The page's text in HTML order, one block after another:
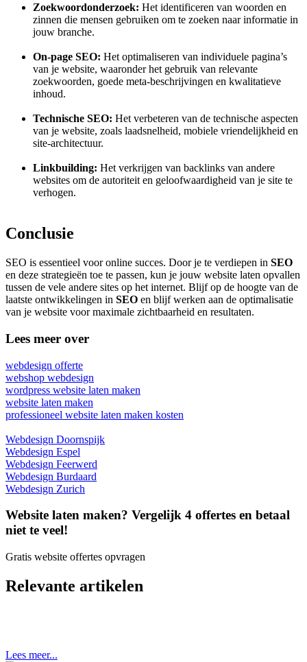
Zoekwoordonderzoek: Het identificeren van woorden en
zinnen die mensen gebruiken om te zoeken naar informatie in
jouw branche.
On-page SEO: Het optimaliseren van individuele pagina’s
van je website, waaronder het gebruik van relevante
zoekwoorden, goede meta-beschrijvingen en kwalitatieve
inhoud.
Technische SEO: Het verbeteren van de technische aspecten
van je website, zoals laadsnelheid, mobiele vriendelijkheid en
site-architectuur.
Linkbuilding: Het verkrijgen van backlinks van andere
websites om de autoriteit en geloofwaardigheid van je site te
verhogen.
Conclusie
SEO is essentieel voor online succes. Door je te verdiepen in SEO
en deze strategieën toe te passen, kun je jouw website laten opvallen
tussen de vele andere sites op het internet. Blijf op de hoogte van de
laatste ontwikkelingen in SEO en blijf werken aan de optimalisatie
van je website voor maximale zichtbaarheid en resultaten.
Lees meer over
webdesign offerte
webshop webdesign
wordpress website laten maken
website laten maken
professioneel website laten maken kosten
Webdesign Doornspijk
Webdesign Espel
Webdesign Feerwerd
Webdesign Burdaard
Webdesign Zurich
Website laten maken? Vergelijk 4 offertes en betaal
niet te veel!
Gratis website offertes opvragen
Relevante artikelen
Lees meer...